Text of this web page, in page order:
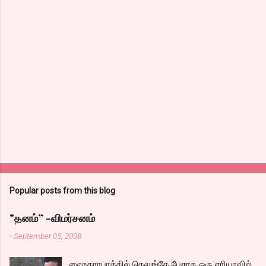
Popular posts from this blog
"தனம்” -விமர்சனம்
-September 05, 2008